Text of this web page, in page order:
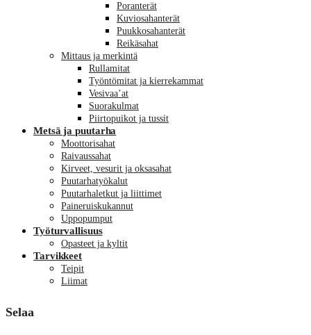
Poranterät
Kuviosahanterät
Puukkosahanterät
Reikäsahat
Mittaus ja merkintä
Rullamitat
Työntömitat ja kierrekammat
Vesivaa’at
Suorakulmat
Piirtopuikot ja tussit
Metsä ja puutarha
Moottorisahat
Raivaussahat
Kirveet, vesurit ja oksasahat
Puutarhatyökalut
Puutarhaletkut ja liittimet
Paineruiskukannut
Uppopumput
Työturvallisuus
Opasteet ja kyltit
Tarvikkeet
Teipit
Liimat
Selaa